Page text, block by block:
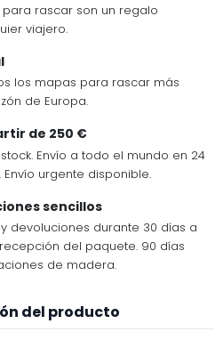
rascar son un regalo
viajero.
los mapas para rascar más
de Europa.
de 250 €
Envío a todo el mundo en 24
urgente disponible.
sencillos
devoluciones durante 30 días a
del paquete. 90 días
de madera.
del producto